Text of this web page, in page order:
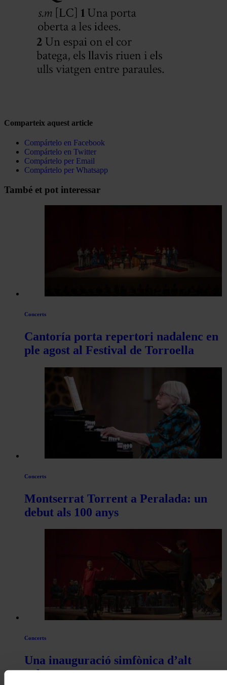
Comparteix aquest article
Compártelo en Facebook
Compártelo en Twitter
Compártelo per Email
Compártelo per Whatsapp
Navegar
També et pot interessar
Concerts
Cantoría porta repertori nadalenc en
ple agost al Festival de Torroella
Concerts
Montserrat Torrent a Peralada: un
debut als 100 anys
Concerts
Una inauguració simfònica d’alt
voltatge